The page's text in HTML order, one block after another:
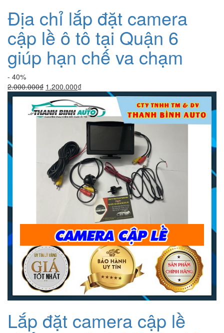
Địa chỉ lắp đặt camera
cập lề ô tô tại Quận 6
giúp hạn chế va chạm
- 40%
2.000.000₫ Giá
gốc
là:
2.000.000₫.
1.200.000₫Giá
hiện
tại
là:
1.200.000₫.
Lắp đặt camera cập lề